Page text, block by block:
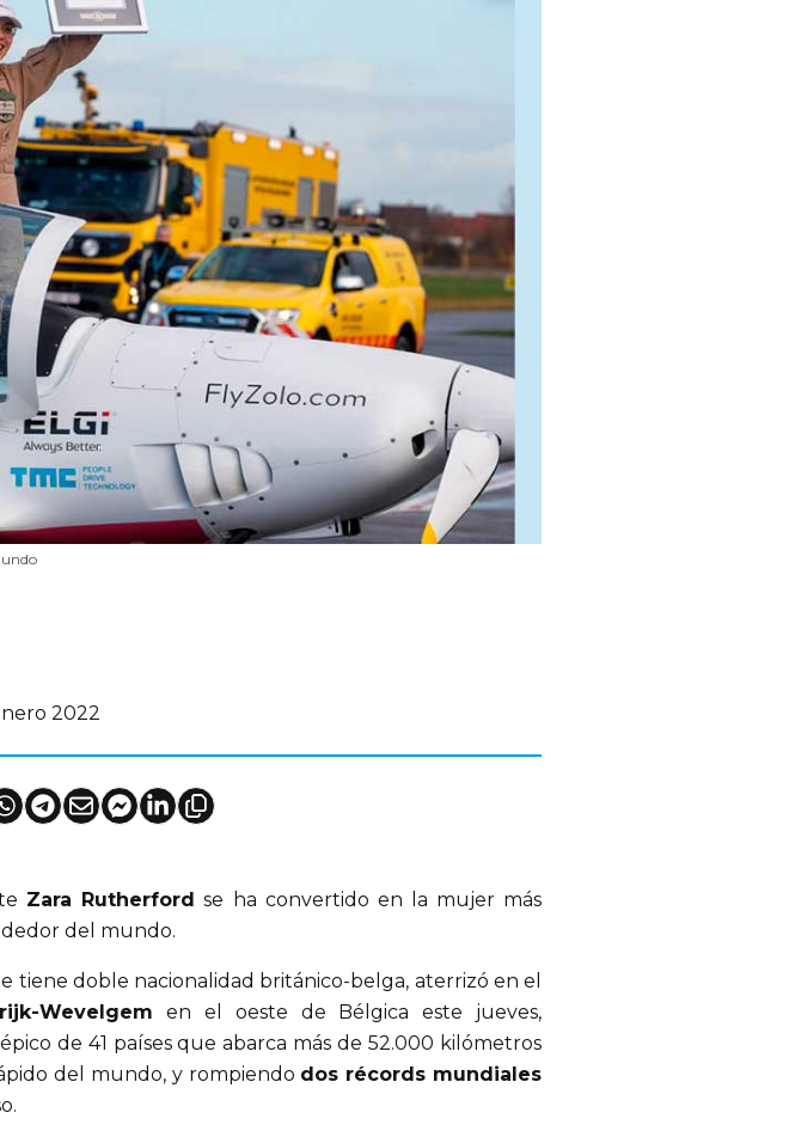
2022
Zara Rutherford se ha convertido en la mujer más
del mundo.
tiene doble nacionalidad británico-belga, aterrizó en el
Wevelgemen el oeste de Bélgica este jueves,
de 41 países que abarca más de 52.000 kilómetros
del mundo, y rompiendo dos récords mundiales